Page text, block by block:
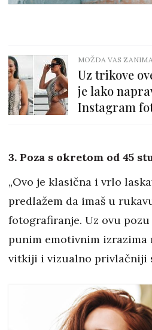
MOŽDA VAS
Uz trikove
je lako
Instagram
3. Poza s okretom od 45
„Ovo je klasična i vrlo
predlažem da imaš u
fotografiranje. Uz ovu
punim emotivnim izrazima
vitkiji i vizualno privlačniji